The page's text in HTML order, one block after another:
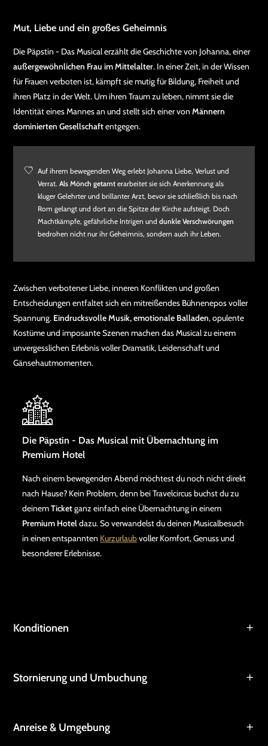
Mut, Liebe und ein großes Geheimnis
Die Päpstin - Das Musical erzählt die Geschichte von Johanna, einer
außergewöhnlichen Frau im Mittelalter. In einer Zeit, in der Wissen
für Frauen verboten ist, kämpft sie mutig für Bildung, Freiheit und
ihren Platz in der Welt. Um ihren Traum zu leben, nimmt sie die
Identität eines Mannes an und stellt sich einer von Männern
dominierten Gesellschaftentgegen.
Auf ihrem bewegenden Weg erlebt Johanna Liebe, Verlust und
Verrat. Als Mönch getarnt erarbeitet sie sich Anerkennung als
kluger Gelehrter und brillanter Arzt, bevor sie schließlich bis nach
Rom gelangt und dort an die Spitze der Kirche aufsteigt. Doch
Machtkämpfe, gefährliche Intrigen und dunkle Verschwörungen
bedrohen nicht nur ihr Geheimnis, sondern auch ihr Leben.
Zwischen verbotener Liebe, inneren Konflikten und großen
Entscheidungen entfaltet sich ein mitreißendes Bühnenepos voller
Spannung. Eindrucksvolle Musik, emotionale Balladen, opulente
Kostüme und imposante Szenen machen das Musical zu einem
unvergesslichen Erlebnis voller Dramatik, Leidenschaft und
Gänsehautmomenten.
Die Päpstin - Das Musical mit Übernachtung im
Premium Hotel
Nach einem bewegenden Abend möchtest du noch nicht direkt
nach Hause? Kein Problem, denn bei Travelcircus buchst du zu
deinemTicketganz einfach eine Übernachtung in einem
Premium Hoteldazu. So verwandelst du deinen Musicalbesuch
in einen entspannten Kurzurlaubvoller Komfort, Genuss und
besonderer Erlebnisse.
Konditionen
Stornierung und Umbuchung
Anreise & Umgebung